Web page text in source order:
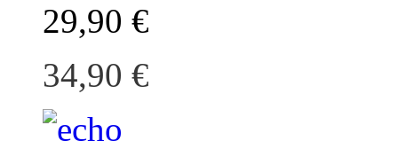
29,90 €
34,90 €